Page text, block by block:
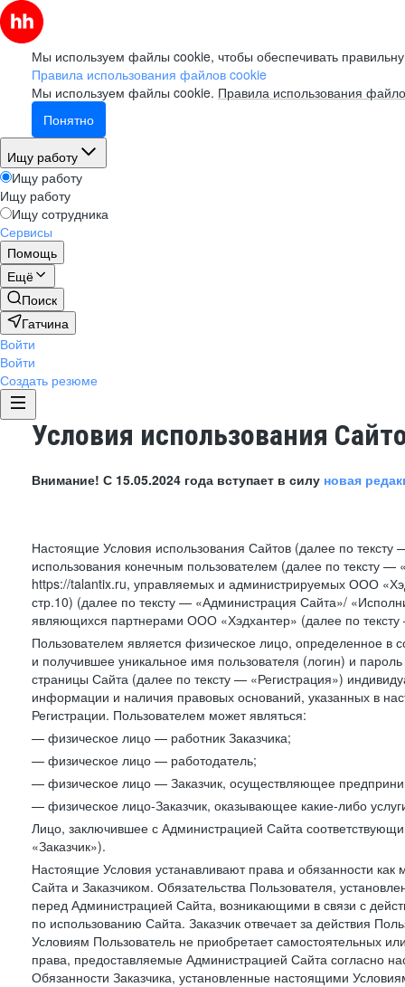
Мы используем файлы cookie, чтобы обеспечивать
Правила использования файлов cookie
Мы используем файлы cookie. Правила использования
Понятно
Ищу работу
Ищу работу
Ищу работу
Ищу сотрудника
Сервисы
Помощь
Ещё
Поиск
Гатчина
Войти
Войти
Создать резюме
Условия использования
Внимание! С 15.05.2024 года вступает в силу новая
Настоящие Условия использования Сайтов (далее по
использования конечным пользователем (далее по тексту
https://talantix.ru, управляемых и администрируемых ООО
стр.10) (далее по тексту — «Администрация Сайта»/
являющихся партнерами ООО «Хэдхантер» (далее по
Пользователем является физическое лицо, определенное в
и получившее уникальное имя пользователя (логин) и
страницы Сайта (далее по тексту — «Регистрация»)
информации и наличия правовых оснований, указанных в
Регистрации. Пользователем может являться:
— физическое лицо — работник Заказчика;
— физическое лицо — работодатель;
— физическое лицо — Заказчик, осуществляющее
— физическое лицо-Заказчик, оказывающее какие-либо
Лицо, заключившее с Администрацией Сайта
«Заказчик»).
Настоящие Условия устанавливают права и обязанности
Сайта и Заказчиком. Обязательства Пользователя,
перед Администрацией Сайта, возникающими в связи с
по использованию Сайта. Заказчик отвечает за действия
Условиям Пользователь не приобретает самостоятельных
права, предоставляемые Администрацией Сайта согласно
Обязанности Заказчика, установленные настоящими